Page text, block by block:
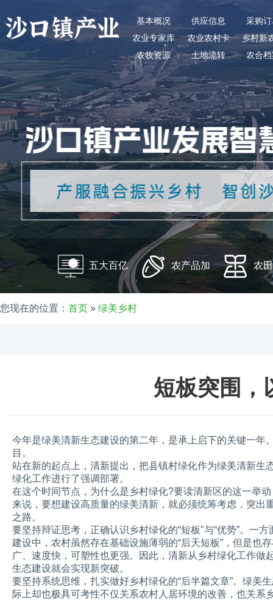
基本概况 供应信息
采购
农业专家库
农业农村卡
乡村新
农牧资源
土地流转 农合
五大百亿 农产品加 农
您现在的位置： 首页 » 绿美乡村
短板突围，
今年是绿美清新生态建设的第二年，是承上启下的关键一
目。
站在新的起点上，清新提出，把县镇村绿化作为绿美清新
绿化工作进行了强调部署。
在这个时间节点，为什么是乡村绿化?要读清新区的这一举
来说，要想建设高质量的绿美清新，就必须统筹考虑，突出
之路。
要坚持辩证思考，正确认识乡村绿化的“短板"与“优势”。一
建设中，农村虽然存在基础设施薄弱的“后天短板”，但是也
广、速度快，可塑性也更强。因此，清新从乡村绿化工作
生态建设就会实现新突破。
要坚持系统思维，扎实做好乡村绿化的“后半篇文章”。绿美
际上却也极具可考性不仅关系农村人居环境的改善，也关